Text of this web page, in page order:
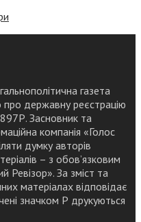
газета
про державну реєстрацію
Засновник та
компанія «Голос
думку авторів
– з обов’язковим
Ревізор». За зміст та
матеріалах відповідає
значком Р друкуються